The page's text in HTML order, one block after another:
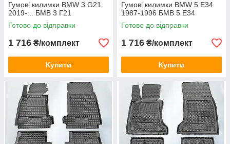
Гумові килимки BMW 3 G21
2019-... БМВ 3 Г21
Готово до відправки
1 716 ₴/комплект
Купити
Гумові килимки BMW 5 E34
1987-1996 БМВ 5 Е34
Готово до відправки
1 716 ₴/комплект
Купити